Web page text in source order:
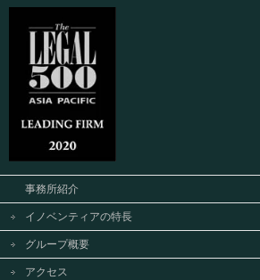
事務所紹介
イノベンティアの特長
グループ概要
アクセス